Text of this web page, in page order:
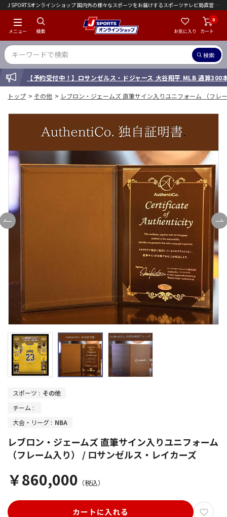
J SPORTSオンラインショップ 国内外の様々なスポーツをお届けするスポーツテレビ局直営店｜会員限定初回ご注文送料無料キャンペーン実施中！
メニュー 検索 お気に入り カート
0
検索
INFORMATION【予約受付中！】ロサンゼルス・ドジャース 大谷翔平 MLB 通算300
トップ > その他 > レブロン・ジェームズ 直筆サイン入りユニフォーム （フレ
スポーツ : その他
チーム :
大会・リーグ : NBA
レブロン・ジェームズ 直筆サイン入りユニフォーム
（フレーム入り） / ロサンゼルス・レイカーズ
￥860,000 （税込）
カートに入れる